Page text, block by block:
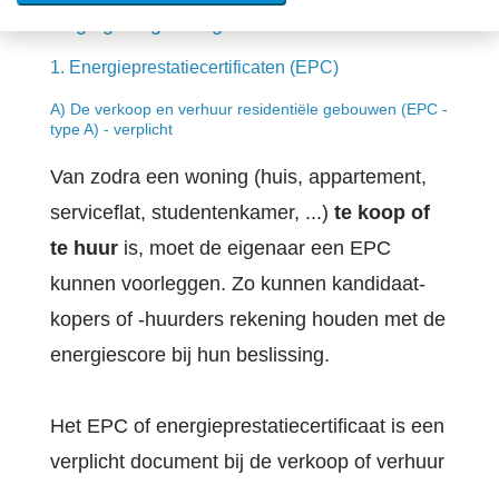
​1. Energieprestatiecertificaten (EPC)
A) De verkoop en verhuur residentiële gebouwen (EPC -
type A) - verplicht
Van zodra een woning (huis, appartement,
serviceflat, studentenkamer, ...) te koop of
te huuris, moet de eigenaar een EPC
kunnen voorleggen. Zo kunnen kandidaat-
kopers of -huurders rekening houden met de
energiescore bij hun beslissing.
Het EPC of energieprestatiecertificaat is een
verplicht document bij de verkoop of verhuur